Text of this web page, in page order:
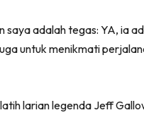
adalah tegas: YA, ia
untuk menikmati
larian legenda Jeff